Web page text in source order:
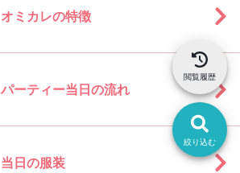
絞り込む
閲覧履歴
オミカレの特徴
パーティー当日の流れ
当日の服装